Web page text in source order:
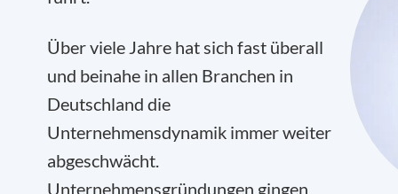
Über viele Jahre hat sich fast überall
und beinahe in allen Branchen in
Deutschland die
Unternehmensdynamik immer weiter
abgeschwächt.
Unternehmensgründungen gingen